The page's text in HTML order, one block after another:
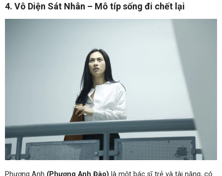
4. Vô Diện Sát Nhân – Mô típ sống đi chết lại